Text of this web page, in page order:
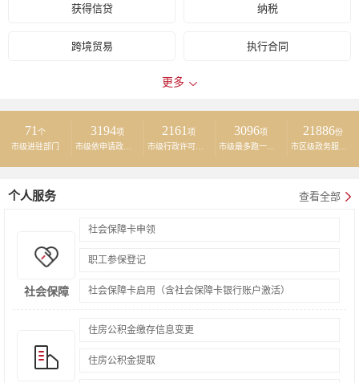
获得信贷 纳税
跨境贸易 执行合同
更多
71个
市级进驻部门
3194项
2161项
市级行政许可事项
3096项
21886份
个人服务 查看全部
社会保障
社会保障卡申领
职工参保登记
社会保障卡启用（含社会保障卡银行账户激活）
住房公积金缴存信息变更
住房公积金提取